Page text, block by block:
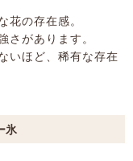
の存在感。
さがあります。
いほど、稀有な存在
氷